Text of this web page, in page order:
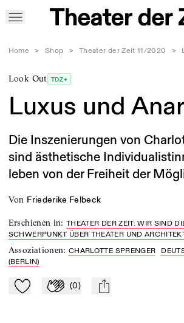
Home > Shop > Theater der Zeit 11/2020 >
Look Out TDZ+
Luxus und
Die Inszenierungen von
sind ästhetische
leben von der Freiheit der
von Friederike Felbeck
Erschienen in:THEATER DER ZEIT: WIR SIND
SCHWERPUNKT ÜBER THEATER UND
Assoziationen:CHARLOTTE SPRENGER
(BERLIN)
Zu Mein-TdZ hinzufügen
Applaudieren
(0) mail